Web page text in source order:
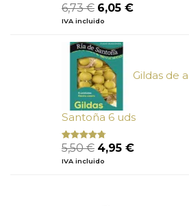
Valorado
con
de
5
6,73€ El
precio
era:
6,73 €.
6,05 €El
IVA incluido
Gildas de
Santoña 6 uds
Valorado
con
de 5
5,50€ El
precio
4,95 €El
IVA incluido